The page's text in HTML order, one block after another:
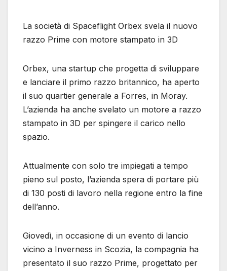
La società di Spaceflight Orbex svela il nuovo
razzo Prime con motore stampato in 3D
Orbex, una startup che progetta di sviluppare
e lanciare il primo razzo britannico, ha aperto
il suo quartier generale a Forres, in Moray.
L’azienda ha anche svelato un motore a razzo
stampato in 3D per spingere il carico nello
spazio.
Attualmente con solo tre impiegati a tempo
pieno sul posto, l’azienda spera di portare più
di 130 posti di lavoro nella regione entro la fine
dell’anno.
Giovedì, in occasione di un evento di lancio
vicino a Inverness in Scozia, la compagnia ha
presentato il suo razzo Prime, progettato per